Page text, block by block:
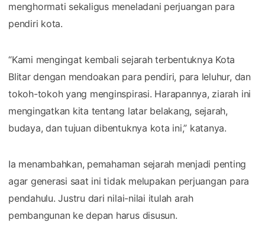
menghormati sekaligus meneladani perjuangan para
pendiri kota.
“Kami mengingat kembali sejarah terbentuknya Kota
Blitar dengan mendoakan para pendiri, para leluhur, dan
tokoh-tokoh yang menginspirasi. Harapannya, ziarah ini
mengingatkan kita tentang latar belakang, sejarah,
budaya, dan tujuan dibentuknya kota ini,” katanya.
Ia menambahkan, pemahaman sejarah menjadi penting
agar generasi saat ini tidak melupakan perjuangan para
pendahulu. Justru dari nilai-nilai itulah arah
pembangunan ke depan harus disusun.